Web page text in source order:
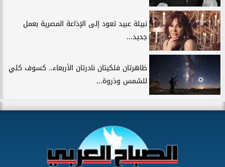
نبيلة عبيد تعود إلى الإذاعة المصرية بعمل
جديد...
ظاهرتان فلكيتان نادرتان الأربعاء.. كسوف كلي
للشمس وذروة...